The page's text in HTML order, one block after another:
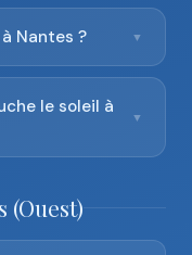
Nantes ? ▼
le soleil à
▼
(Ouest)